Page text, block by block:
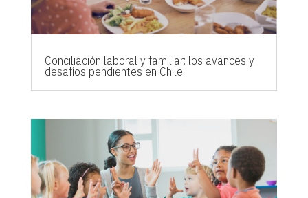
Conciliación laboral y familiar: los avances y
desafíos pendientes en Chile